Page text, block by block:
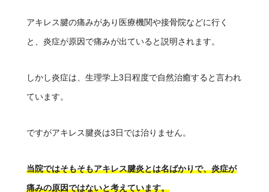
アキレス腱の痛みがあり医療機関や接骨院などに行く
と、炎症が原因で痛みが出ていると説明されます。
しかし炎症は、生理学上3日程度で自然治癒すると言われ
ています。
ですがアキレス腱炎は3日では治りません。
当院ではそもそもアキレス腱炎とは名ばかりで、炎症が
痛みの原因ではないと考えています。